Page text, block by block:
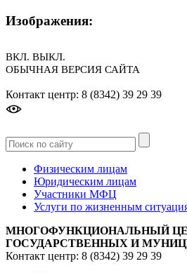
Изображения:
ВКЛ. ВЫКЛ.
ОБЫЧНАЯ ВЕРСИЯ САЙТА
Контакт центр: 8 (8342) 39 29 39
Физическим лицам
Юридическим лицам
Участники МФЦ
Услуги по жизненным
МНОГОФУНКЦИОНАЛЬНЫЙ
ГОСУДАРСТВЕННЫХ И
Контакт центр: 8 (8342) 39 29 39